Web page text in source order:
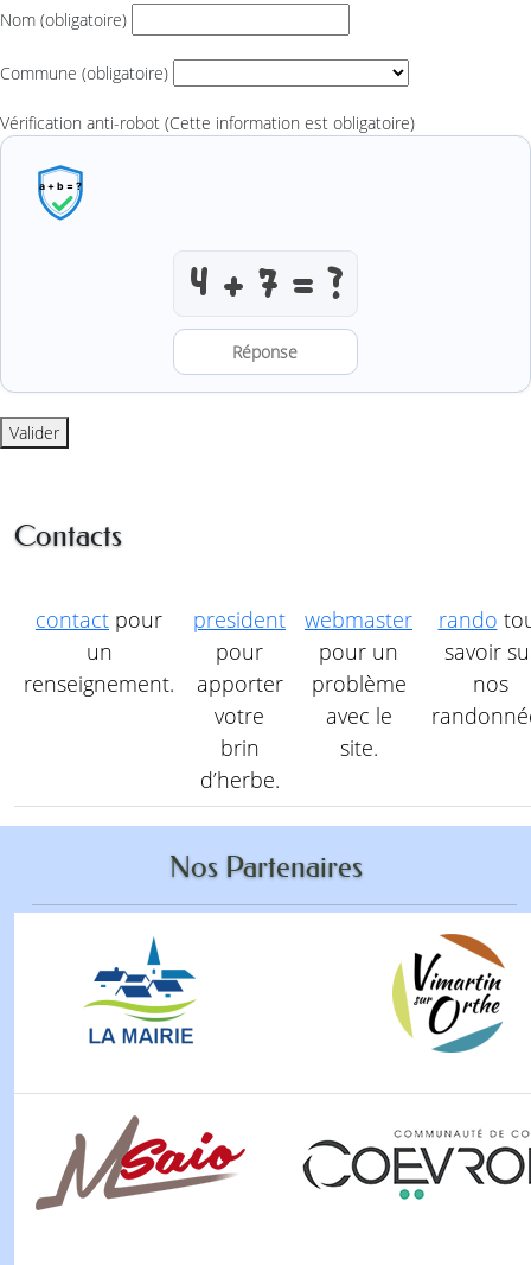
Nom (obligatoire)
Commune (obligatoire)
Vérification anti-robot (Cette information est obligatoire)
Résoudre l’addition anti-robot
Valider
Contacts
contact pour
un
renseignement.
president
pour
apporter
votre
brin
d’herbe.
webmaster
pour un
problème
avec le
site.
rando
savoir
nos
Nos Partenaires